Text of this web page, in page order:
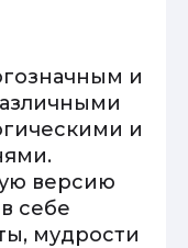
и
и
версию
себе
мудрости